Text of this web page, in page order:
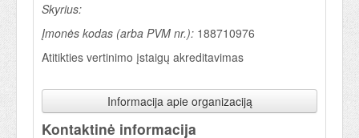
Skyrius:
Įmonės kodas (arba PVM nr.): 188710976
Atitikties vertinimo įstaigų akreditavimas
Informacija apie organizaciją
Kontaktinė informacija